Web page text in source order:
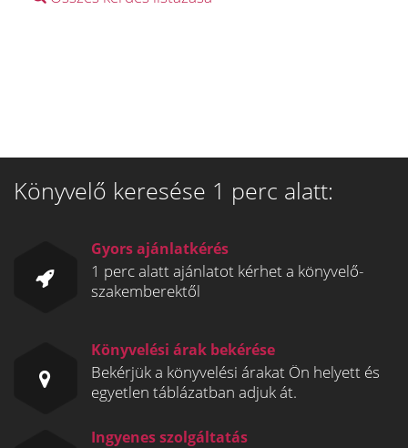
Könyvelő keresése 1 perc alatt:
Gyors ajánlatkérés
1 perc alatt ajánlatot kérhet a könyvelő-
szakemberektől
Könyvelési árak bekérése
Bekérjük a könyvelési árakat Ön helyett és
egyetlen táblázatban adjuk át.
Ingyenes szolgáltatás